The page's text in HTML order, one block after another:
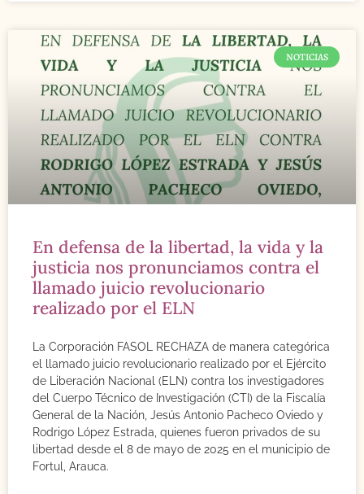
NOTICIAS
En defensa de la libertad, la vida y la
justicia nos pronunciamos contra el
llamado juicio revolucionario
realizado por el ELN
La Corporación FASOL RECHAZA de manera categórica
el llamado juicio revolucionario realizado por el Ejército
de Liberación Nacional (ELN) contra los investigadores
del Cuerpo Técnico de Investigación (CTI) de la Fiscalía
General de la Nación, Jesús Antonio Pacheco Oviedo y
Rodrigo López Estrada, quienes fueron privados de su
libertad desde el 8 de mayo de 2025 en el municipio de
Fortul, Arauca.